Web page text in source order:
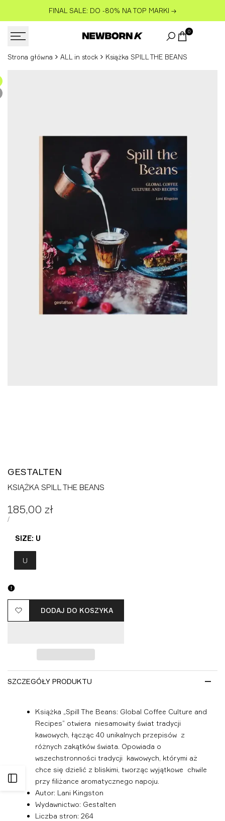
FINAL SALE: DO -80% NA TOP MARKI →
0
Strona główna ALL in stock Książka SPILL THE BEANS
panel
GESTALTEN
KSIĄŻKA SPILL THE BEANS
Cena
promocyjna
185,00 zł
CENA
/ZA
SIZE: U
U
DODAJ DO KOSZYKA
Dodaj
życzeń
SZCZEGÓŁY PRODUKTU
Książka „Spill The Beans: Global Coffee Culture and
Recipes” otwiera niesamowity świat tradycji
kawowych, łącząc 40 unikalnych przepisów z
różnych zakątków świata. Opowiada o
wszechstronności tradycji kawowych, którymi aż
chce się dzielić z bliskimi, tworząc wyjątkowe chwile
przy filiżance aromatycznego napoju.
Autor: Lani Kingston
Wydawnictwo: Gestalten
Liczba stron: 264